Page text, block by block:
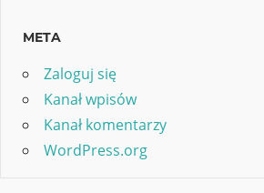
META
Zaloguj się
Kanał wpisów
Kanał komentarzy
WordPress.org